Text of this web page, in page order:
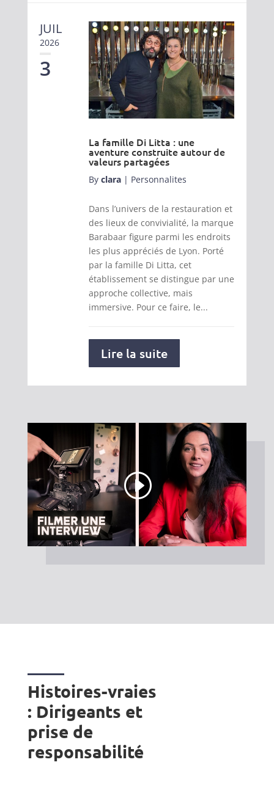
JUIL
2026
3
La famille Di Litta : une
aventure construite autour de
valeurs partagées
By clara| Personnalites
Dans l’univers de la restauration et
des lieux de convivialité, la marque
Barabaar figure parmi les endroits
les plus appréciés de Lyon. Porté
par la famille Di Litta, cet
établissement se distingue par une
approche collective, mais
immersive. Pour ce faire, le...
Lire la suite
Histoires-vraies
: Dirigeants et
prise de
responsabilité